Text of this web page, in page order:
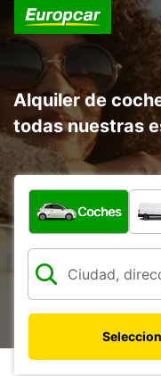
Alquiler de
todas nuestras
¿Qué tipo de
Coches